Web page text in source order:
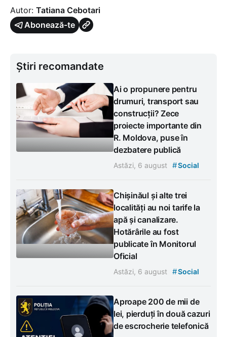
Autor: Tatiana Cebotari
Abonează-te
Știri recomandate
Ai o propunere pentru
drumuri, transport sau
construcții? Zece
proiecte importante din
R. Moldova, puse în
dezbatere publică
Astăzi, 6 august #Social
Chișinăul și alte trei
localități au noi tarife la
apă și canalizare.
Hotărârile au fost
publicate în Monitorul
Oficial
Astăzi, 6 august #Social
Aproape 200 de mii de
lei, pierduți în două cazuri
de escrocherie telefonică